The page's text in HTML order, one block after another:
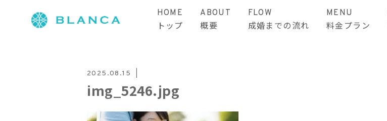
HOME
トップ
ABOUT
概要
FLOW
成婚までの流れ
MENU
料金プラン
2025.08.15
img_5246.jpg